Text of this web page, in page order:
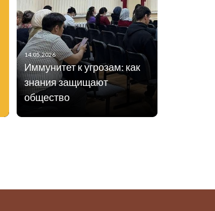
14.05.2026
Иммунитет к угрозам: как
знания защищают
общество